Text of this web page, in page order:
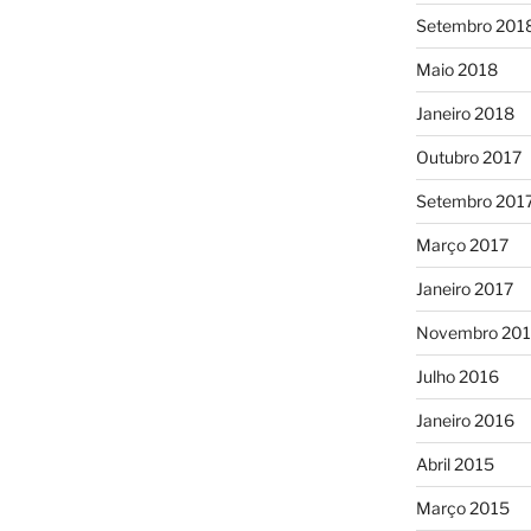
Setembro
Maio 2018
Janeiro 2018
Outubro 2017
Setembro
Março 2017
Janeiro 2017
Novembro
Julho 2016
Janeiro 2016
Abril 2015
Março 2015